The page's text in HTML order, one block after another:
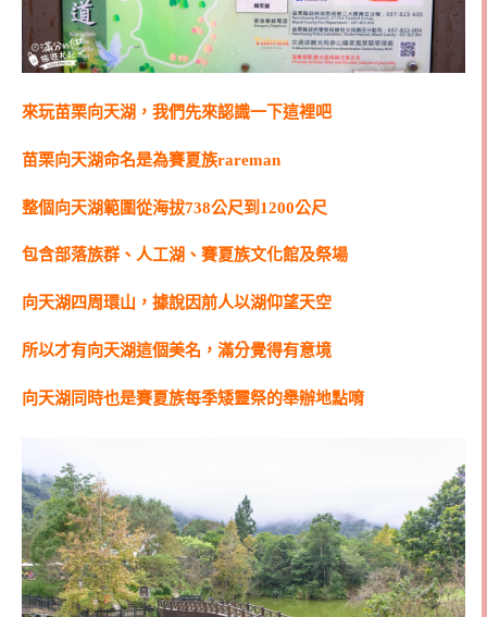
來玩苗栗向天湖，我們先來認識一下這裡吧
苗栗向天湖命名是為賽夏族rareman
整個向天湖範圍從海拔738公尺到1200公尺
包含部落族群、人工湖、賽夏族文化館及祭場
向天湖四周環山，據說因前人以湖仰望天空
所以才有向天湖這個美名，滿分覺得有意境
向天湖同時也是賽夏族每季矮靈祭的舉辦地點唷